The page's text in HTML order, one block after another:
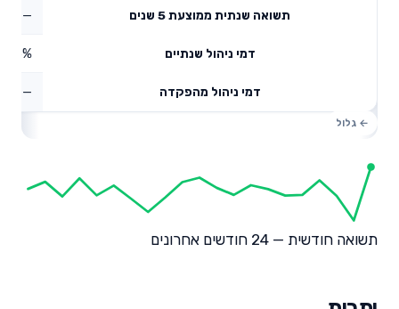
תשואה שנתית ממוצעת 5 שנים —
דמי ניהול שנתיים
דמי ניהול מהפקדה —
תשואה חודשית — 24 חודשים אחרונים